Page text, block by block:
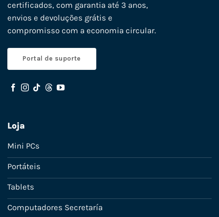
certificados, com garantia até 3 anos,
envios e devoluções grátis e
compromisso com a economia circular.
Portal de suporte
Loja
Mini PCs
Portáteis
Tablets
Computadores Secretaría